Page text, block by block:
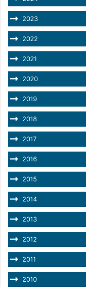
2023
2022
2021
2020
2019
2018
2017
2016
2015
2014
2013
2012
2011
2010